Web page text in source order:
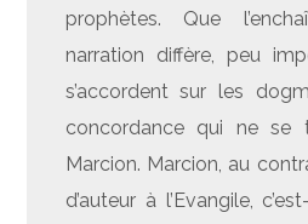
prophètes. Que
narration diffère, peu
s’accordent sur les
concordance qui ne se
Marcion. Marcion, au
d’auteur à l’Evangile,